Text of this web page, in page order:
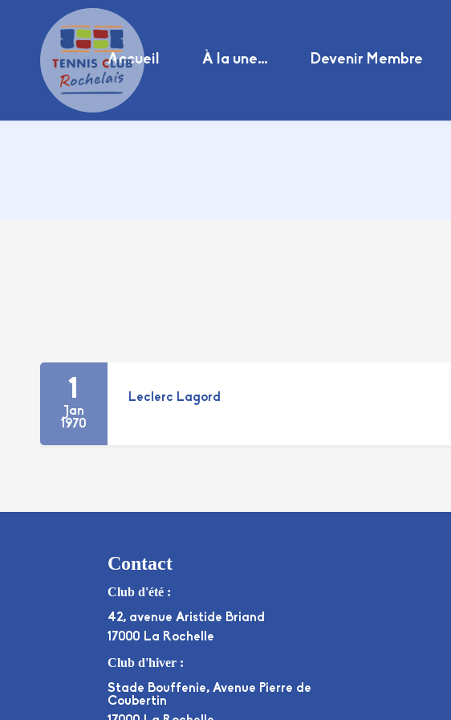
Accueil À la une… Devenir Membre
1
Jan
1970
Leclerc Lagord
Contact
Club d'été :
42, avenue Aristide Briand
17000 La Rochelle
Club d'hiver :
Stade Bouffenie, Avenue Pierre de
Coubertin